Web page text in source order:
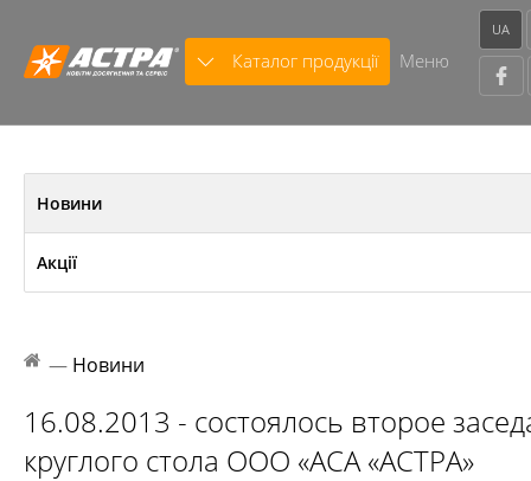
Каталог продукції Меню
UA
Новини
Акції
— Новини
16.08.2013 - состоялось второе
круглого стола ООО «АСА «АСТРА»